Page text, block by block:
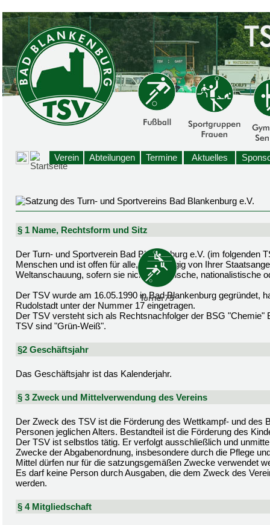
Verein Abteilungen Termine Aktuelles
§ 1 Name, Rechtsform und Sitz
Der Turn- und Sportverein Bad Blankenburg e.V. (im folgenden
Menschen und ist offen für alle, unabhängig von Ihrer
Weltanschauung, sofern sie nicht rassistische, nationalistische
Der TSV wurde am 16.05.1990 in Bad Blankenburg gegründet,
Rudolstadt unter der Nummer 17 eingetragen.
Der TSV versteht sich als Rechtsnachfolger der BSG
TSV sind "Grün-Weiß".
§2 Geschäftsjahr
Das Geschäftsjahr ist das Kalenderjahr.
§ 3 Zweck und Mittelverwendung des Vereins
Der Zweck des TSV ist die Förderung des Wettkampf- und des
Personen jeglichen Alters. Bestandteil ist die Förderung des
Der TSV ist selbstlos tätig. Er verfolgt ausschließlich und
Zwecke der Abgabenordnung, insbesondere durch die Pflege
Mittel dürfen nur für die satzungsgemäßen Zwecke verwendet
Es darf keine Person durch Ausgaben, die dem Zweck des
werden.
§ 4 Mitgliedschaft